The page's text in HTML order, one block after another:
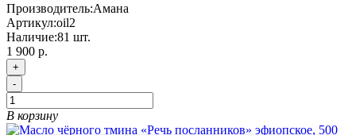
Производитель:Амана
Артикул:oil2
Наличие:81 шт.
1 900 р.
+
-
В корзину